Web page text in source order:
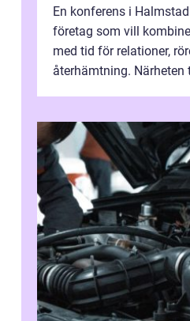
En konferens i
företag som vill
med tid för relationer,
återhämtning. Närheten